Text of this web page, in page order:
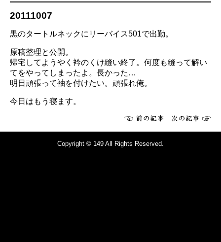
20111007
黒のタートルネックにリーバイス501で出勤。
原稿整理と公開。
帰宅してようやく衿のくけ縫い終了。何度も縫って解い
てをやってしまったよ。長かった…
明日頑張って袖を付けたい。頑張れ俺。
今日はもう寝ます。
Copyright © 149 All Rights Reserved.